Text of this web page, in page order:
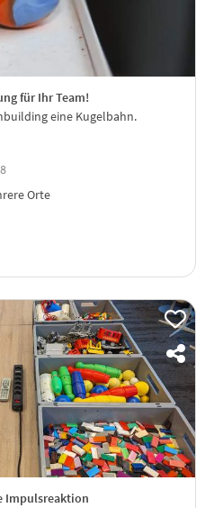
für Ihr Team!
eine Kugelbahn.
Orte
Impulsreaktion